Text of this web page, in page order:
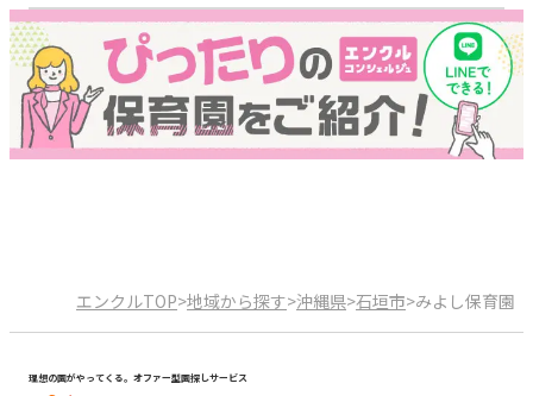
エンクルTOP>地域から探す>沖縄県>石垣市>みよし保育園
理想の園がやってくる。オファー型園探しサービス